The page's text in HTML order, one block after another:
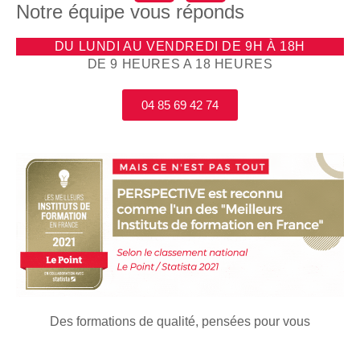
Notre équipe vous réponds
DU LUNDI AU VENDREDI DE 9H À 18H
DE 9 HEURES A 18 HEURES
04 85 69 42 74
Des formations de qualité, pensées pour vous